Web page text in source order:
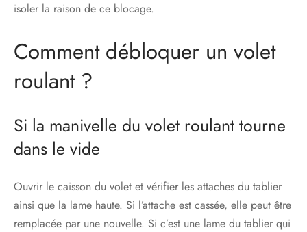
isoler la raison de ce blocage.
Comment débloquer un volet
roulant ?
Si la manivelle du volet roulant tourne
dans le vide
Ouvrir le caisson du volet et vérifier les attaches du tablier
ainsi que la lame haute. Si l’attache est cassée, elle peut être
remplacée par une nouvelle. Si c’est une lame du tablier qui